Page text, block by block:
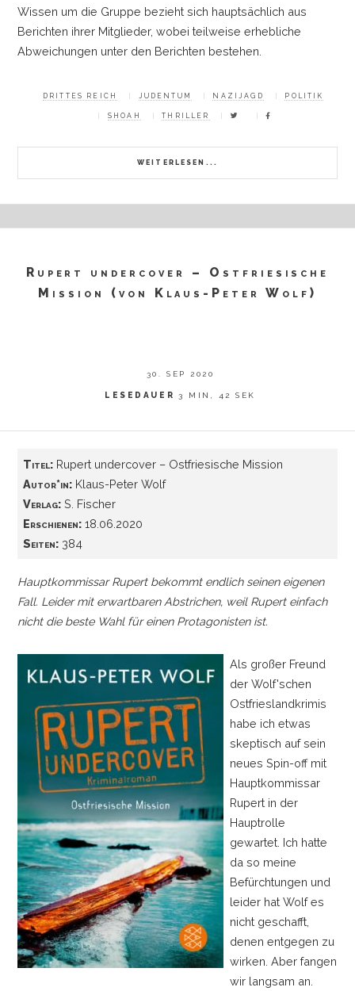
Wissen um die Gruppe bezieht sich hauptsächlich aus
Berichten ihrer Mitglieder, wobei teilweise erhebliche
Abweichungen unter den Berichten bestehen.
WEITERLESEN...
DRITTES REICH JUDENTUM NAZIJAGD POLITIK
SHOAH THRILLER
Rupert undercover – Ostfriesische
Mission (von Klaus-Peter Wolf)
30. SEP 2020
LESEDAUER 3 MIN, 42 SEK
Titel:Rupert undercover – Ostfriesische Mission
Autor*in:Klaus-Peter Wolf
Verlag:S. Fischer
Erschienen:18.06.2020
Seiten:384
Hauptkommissar Rupert bekommt endlich seinen eigenen
Fall. Leider mit erwartbaren Abstrichen, weil Rupert einfach
nicht die beste Wahl für einen Protagonisten ist.
Als großer Freund
der Wolf'schen
Ostfrieslandkrimis
habe ich etwas
skeptisch auf sein
neues Spin-off mit
Hauptkommissar
Rupert in der
Hauptrolle
gewartet. Ich hatte
da so meine
Befürchtungen und
leider hat Wolf es
nicht geschafft,
denen entgegen zu
wirken. Aber fangen
wir langsam an.